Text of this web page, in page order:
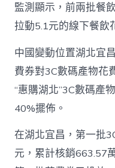
監測顯示，前兩批餐
拉動5.1元的線下餐飲
中國變動位置湖北宜
費券對3C數碼產物花
“惠購湖北”3C數碼產
40%擺佈。
在湖北宜昌，第一批
元，累計核銷663.57